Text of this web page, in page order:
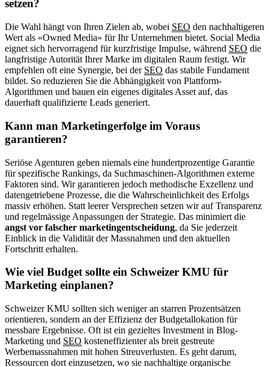
setzen?
Die Wahl hängt von Ihren Zielen ab, wobei SEO den nachhaltigeren
Wert als «Owned Media» für Ihr Unternehmen bietet. Social Media
eignet sich hervorragend für kurzfristige Impulse, während SEO die
langfristige Autorität Ihrer Marke im digitalen Raum festigt. Wir
empfehlen oft eine Synergie, bei der SEO das stabile Fundament
bildet. So reduzieren Sie die Abhängigkeit von Plattform-
Algorithmen und bauen ein eigenes digitales Asset auf, das
dauerhaft qualifizierte Leads generiert.
Kann man Marketingerfolge im Voraus
garantieren?
Seriöse Agenturen geben niemals eine hundertprozentige Garantie
für spezifische Rankings, da Suchmaschinen-Algorithmen externe
Faktoren sind. Wir garantieren jedoch methodische Exzellenz und
datengetriebene Prozesse, die die Wahrscheinlichkeit des Erfolgs
massiv erhöhen. Statt leerer Versprechen setzen wir auf Transparenz
und regelmässige Anpassungen der Strategie. Das minimiert die
angst vor falscher marketingentscheidung, da Sie jederzeit
Einblick in die Validität der Massnahmen und den aktuellen
Fortschritt erhalten.
Wie viel Budget sollte ein Schweizer KMU für
Marketing einplanen?
Schweizer KMU sollten sich weniger an starren Prozentsätzen
orientieren, sondern an der Effizienz der Budgetallokation für
messbare Ergebnisse. Oft ist ein gezieltes Investment in Blog-
Marketing und SEO kosteneffizienter als breit gestreute
Werbemassnahmen mit hohen Streuverlusten. Es geht darum,
Ressourcen dort einzusetzen, wo sie nachhaltige organische